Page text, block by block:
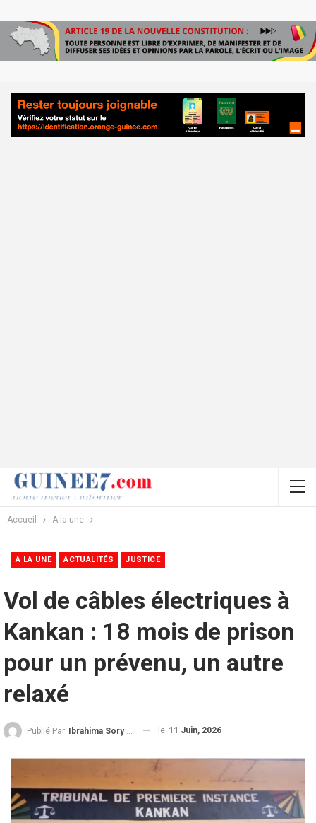
Accueil A la une
A LA UNE ACTUALITÉS JUSTICE
Vol de câbles électriques à
Kankan : 18 mois de prison
pour un prévenu, un autre
relaxé
Publié Par Ibrahima Sory Diallo le 11 Juin, 2026